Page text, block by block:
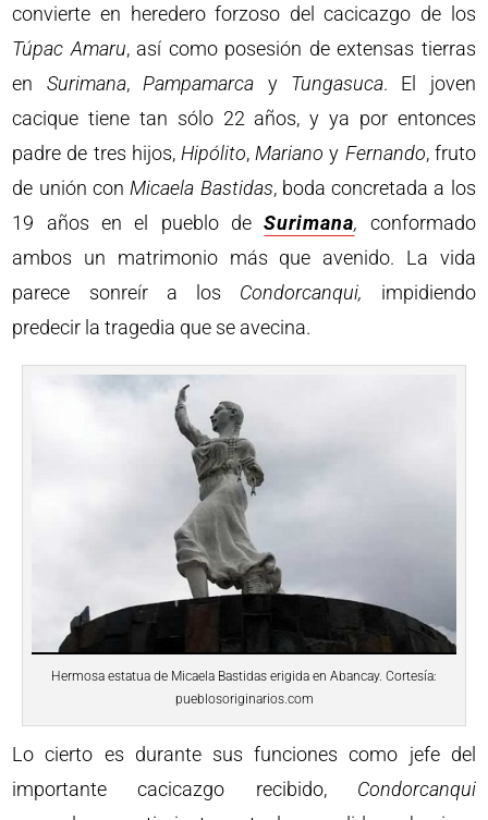
convierte en heredero forzoso del cacicazgo de los
Túpac Amaru, así como posesión de extensas tierras
en Surimana, Pampamarca y Tungasuca. El joven
cacique tiene tan sólo 22 años, y ya por entonces
padre de tres hijos, Hipólito, Mariano y Fernando, fruto
de unión con Micaela Bastidas, boda concretada a los
19 años en el pueblo deSurimana, conformado
ambos un matrimonio más que avenido. La vida
parece sonreír a los Condorcanqui, impidiendo
predecir la tragedia que se avecina.
Hermosa estatua de Micaela Bastidas erigida en Abancay. Cortesía:
pueblosoriginarios.com
Lo cierto es durante sus funciones como jefe del
importante cacicazgo recibido, Condorcanqui